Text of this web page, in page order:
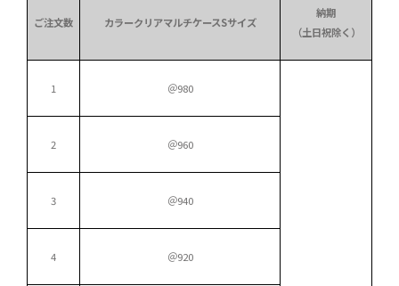
ご注文数 カラークリアマルチケースSサイズ
納期
（土日祝除く）
1 ＠980
2 ＠960
3 ＠940
4 ＠920